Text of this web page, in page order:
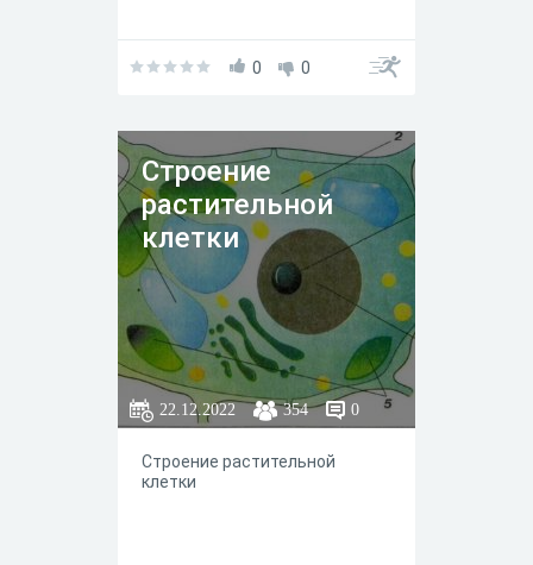
0 0
Строение
растительной
клетки
22.12.2022 354 0
Строение растительной
клеткиᅠ ᅠ ᅠ ᅠ ᅠ ᅠ ᅠ ᅠ ᅠ ᅠ